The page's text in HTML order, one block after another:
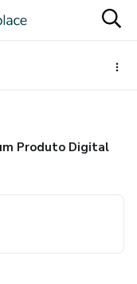
Produto Digital